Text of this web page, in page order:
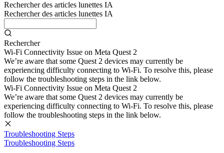
Rechercher des articles lunettes IA
Rechercher des articles lunettes IA
Rechercher
Wi-Fi Connectivity Issue on Meta Quest 2
We’re aware that some Quest 2 devices may currently be
experiencing difficulty connecting to Wi-Fi. To resolve this, please
follow the troubleshooting steps in the link below.
Wi-Fi Connectivity Issue on Meta Quest 2
We’re aware that some Quest 2 devices may currently be
experiencing difficulty connecting to Wi-Fi. To resolve this, please
follow the troubleshooting steps in the link below.
Troubleshooting Steps
Troubleshooting Steps